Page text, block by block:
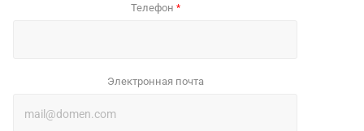
Телефон *
Электронная почта